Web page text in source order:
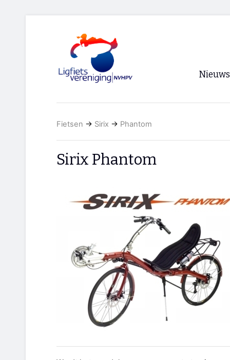
Nieuws
Fietsen → Sirix → Phantom
Sirix Phantom